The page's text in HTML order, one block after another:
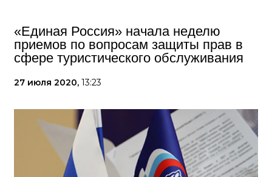
«Единая Россия» начала неделю
приемов по вопросам защиты прав в
сфере туристического обслуживания
27 июля 2020, 13:23